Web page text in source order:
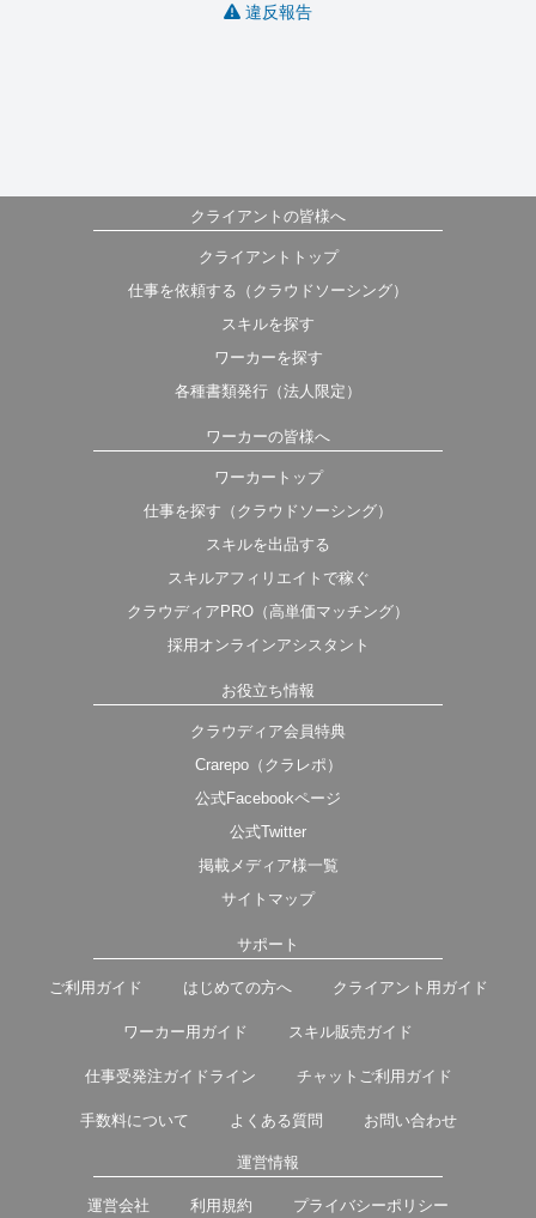
違反報告
クライアントの皆様へ
クライアントトップ
仕事を依頼する（クラウドソーシング）
スキルを探す
ワーカーを探す
各種書類発行（法人限定）
ワーカーの皆様へ
ワーカートップ
仕事を探す（クラウドソーシング）
スキルを出品する
スキルアフィリエイトで稼ぐ
クラウディアPRO（高単価マッチング）
採用オンラインアシスタント
お役立ち情報
クラウディア会員特典
Crarepo（クラレポ）
公式Facebookページ
公式Twitter
掲載メディア様一覧
サイトマップ
サポート
ご利用ガイド はじめての方へ クライアント用ガイド
ワーカー用ガイド スキル販売ガイド
仕事受発注ガイドライン チャットご利用ガイド
手数料について よくある質問 お問い合わせ
運営情報
運営会社 利用規約 プライバシーポリシー